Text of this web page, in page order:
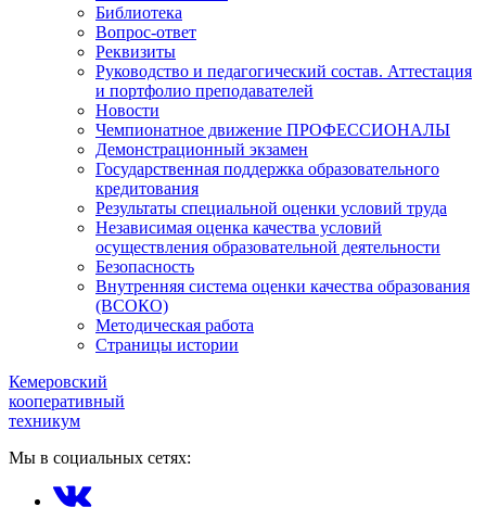
Библиотека
Вопрос-ответ
Реквизиты
Руководство и педагогический состав. Аттестация
и портфолио преподавателей
Новости
Чемпионатное движение ПРОФЕССИОНАЛЫ
Демонстрационный экзамен
Государственная поддержка образовательного
кредитования
Результаты специальной оценки условий труда
Независимая оценка качества условий
осуществления образовательной деятельности
Безопасность
Внутренняя система оценки качества образования
(ВСОКО)
Методическая работа
Страницы истории
Кемеровский
кооперативный
техникум
Мы в социальных сетях: